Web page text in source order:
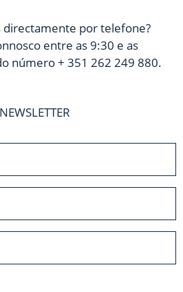
directamente por telefone?
entre as 9:30 e as
número+ 351 262 249 880.